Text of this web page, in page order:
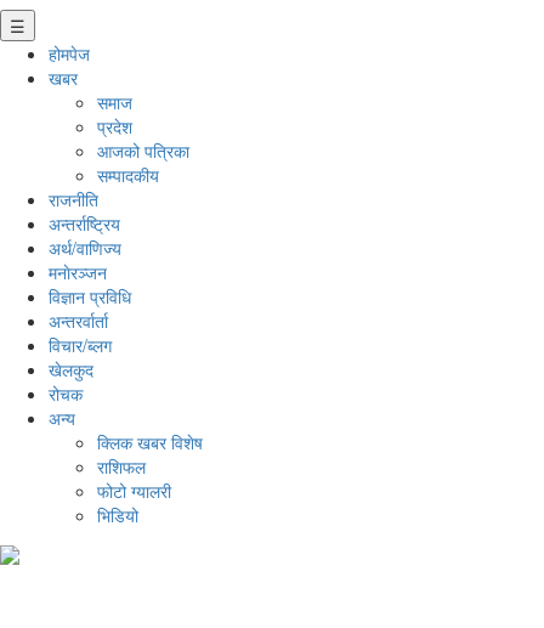
☰
होमपेज
खबर
समाज
प्रदेश
आजको पत्रिका
सम्पादकीय
राजनीति
अन्तर्राष्ट्रिय
अर्थ/वाणिज्य
मनाेरञ्जन
विज्ञान प्रविधि
अन्तरर्वार्ता
विचार/ब्लग
खेलकुद
रोचक
अन्य
क्लिक खबर विशेष
राशिफल
फोटो ग्यालरी
भिडियो